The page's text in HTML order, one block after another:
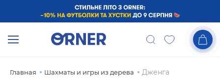
Главная Шахматы и игры из дерева
Дженга